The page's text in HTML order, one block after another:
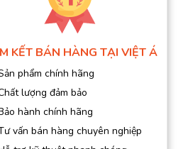
HƠI, ỐNG HƠI
MÀNG KHÍ NÉN
HÚT CHÂN KHÔNG
ĐỊNH LƯỢNG
KẾT BÁN HÀNG TẠI VIỆT Á
phẩm chính hãng
lượng đảm bảo
hành chính hãng
vấn bán hàng chuyên nghiệp